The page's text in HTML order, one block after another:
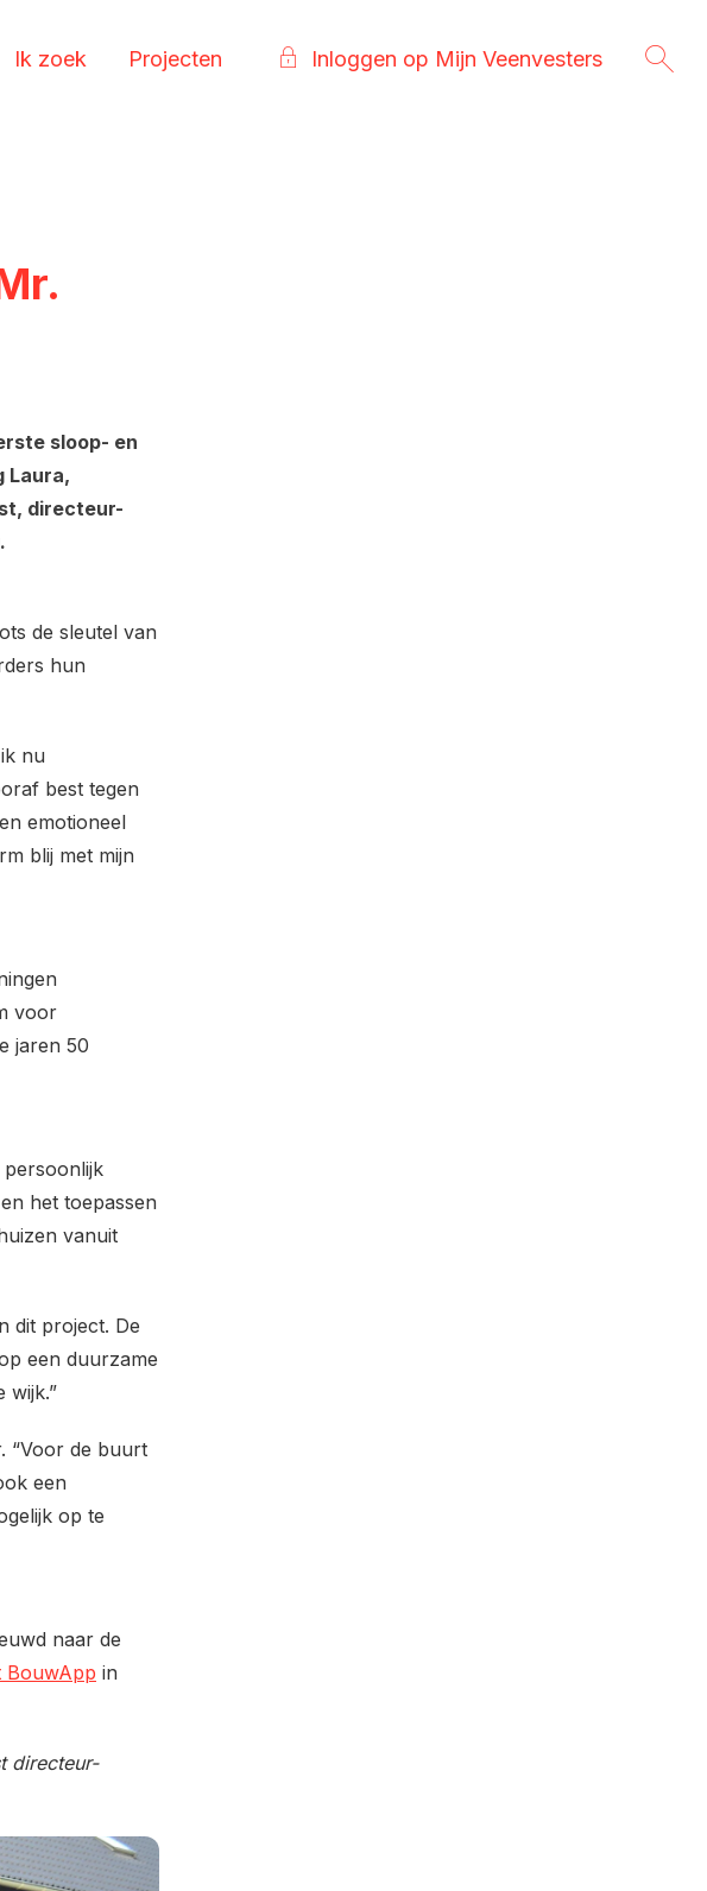
Ik zoek Projecten Inloggen op Mijn Veenvesters
sloop- en
Laura,
directeur-
de sleutel van
hun
nu
best tegen
emotioneel
blij met mijn
voor
jaren 50
persoonlijk
het toepassen
vanuit
dit project. De
een duurzame
wijk.”
“Voor de buurt
een
op te
naar de
BouwApp in
directeur-